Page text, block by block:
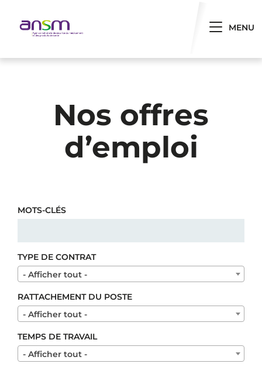
Toggle
MENU
Nos offres
d’emploi
MOTS-CLÉS
TYPE DE CONTRAT
- Afficher tout -
RATTACHEMENT DU POSTE
- Afficher tout -
TEMPS DE TRAVAIL
- Afficher tout -